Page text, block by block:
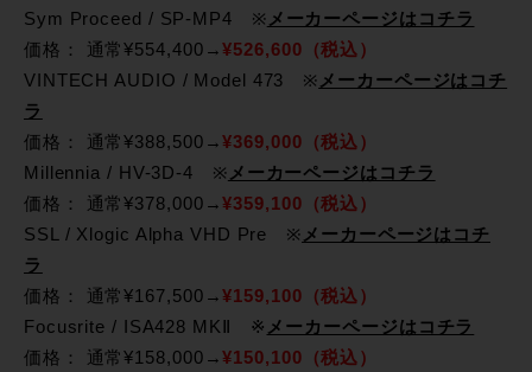
Sym Proceed / SP-MP4 ※ メーカーページはコチラ
価格： 通常¥554,400→¥526,600（税込）
VINTECH AUDIO / Model 473 ※ メーカーページはコチ
ラ
価格： 通常¥388,500→¥369,000（税込）
Millennia / HV-3D-4 ※ メーカーページはコチラ
価格： 通常¥378,000→¥359,100（税込）
SSL / Xlogic Alpha VHD Pre ※ メーカーページはコチ
ラ
価格： 通常¥167,500→¥159,100（税込）
Focusrite / ISA428 MKⅡ ※ メーカーページはコチラ
価格： 通常¥158,000→¥150,100（税込）